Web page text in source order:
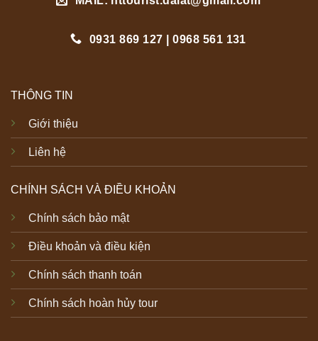
0931 869 127 | 0968 561 131
THÔNG TIN
Giới thiệu
Liên hệ
CHÍNH SÁCH VÀ ĐIỀU KHOẢN
Chính sách bảo mật
Điều khoản và điều kiện
Chính sách thanh toán
Chính sách hoàn hủy tour